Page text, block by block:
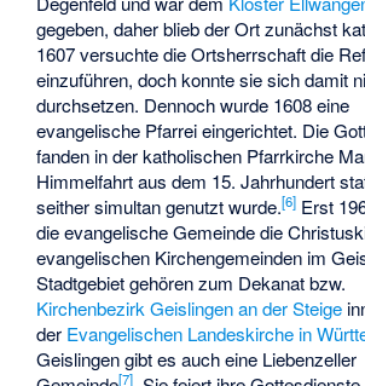
gegeben, daher blieb der Ort zunächst
1607 versuchte die Ortsherrschaft die
einzuführen, doch konnte sie sich damit
durchsetzen. Dennoch wurde 1608 eine
evangelische Pfarrei eingerichtet. Die
fanden in der katholischen Pfarrkirche
Himmelfahrt aus dem 15. Jahrhundert
seither simultan genutzt wurde.[6] Erst
die evangelische Gemeinde die
evangelischen Kirchengemeinden im
Stadtgebiet gehören zum Dekanat bzw.
Kirchenbezirk Geislingen an der Steige
der Evangelischen Landeskirche in
Geislingen gibt es auch eine Liebenzeller
[7]